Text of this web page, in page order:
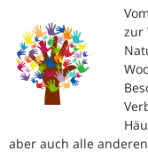
zur
aber auch alle